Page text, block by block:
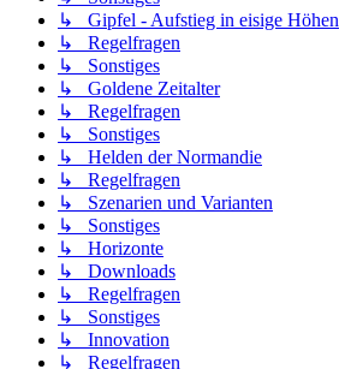
↳ Gipfel - Aufstieg in eisige Höhen
↳ Regelfragen
↳ Sonstiges
↳ Goldene Zeitalter
↳ Regelfragen
↳ Sonstiges
↳ Helden der Normandie
↳ Regelfragen
↳ Szenarien und Varianten
↳ Sonstiges
↳ Horizonte
↳ Downloads
↳ Regelfragen
↳ Sonstiges
↳ Innovation
↳ Regelfragen